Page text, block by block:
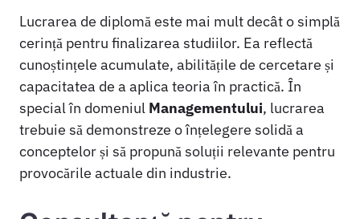
Lucrarea de diplomă este mai mult decât o simplă
cerință pentru finalizarea studiilor. Ea reflectă
cunoștințele acumulate, abilitățile de cercetare și
capacitatea de a aplica teoria în practică. În
special în domeniul Managementului, lucrarea
trebuie să demonstreze o înțelegere solidă a
conceptelor și să propună soluții relevante pentru
provocările actuale din industrie.